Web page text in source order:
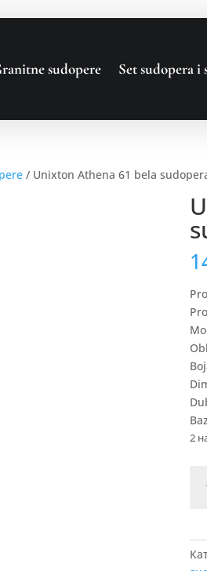
sudopere Set sudopera i
/ Unixton Athena 61 bela
2